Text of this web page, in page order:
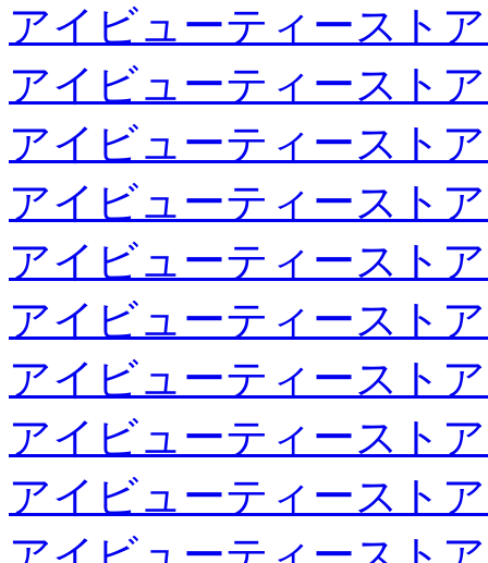
アイビューティースト
アイビューティースト
アイビューティースト
アイビューティースト
アイビューティースト
アイビューティースト
アイビューティースト
アイビューティースト
アイビューティースト